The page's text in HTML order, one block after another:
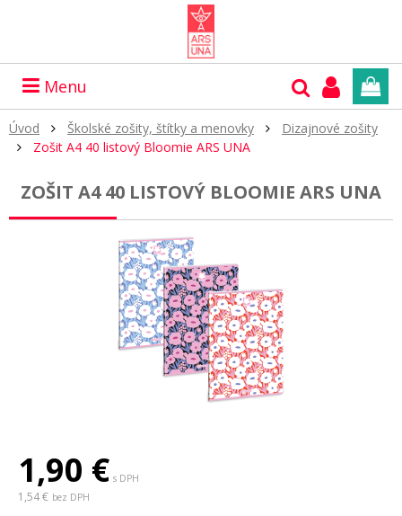
Menu
Úvod Školské zošity, štítky a menovky
Dizajnové zošity
Zošit A4 40 listový Bloomie ARS UNA
ZOŠIT A4 40 LISTOVÝ BLOOMIE ARS UNA
1,90 € s DPH
1,54 € bez DPH